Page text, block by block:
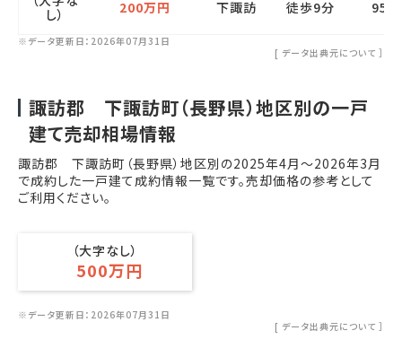
し）
200万円 下諏訪 徒歩9分 95㎡
※データ更新日：2026年07月31日
[ データ出典元について ］
諏訪郡 下諏訪町（長野県）地区別の一戸
建て売却相場情報
諏訪郡 下諏訪町（長野県）地区別の2025年4月～2026年3月
で成約した一戸建て成約情報一覧です。売却価格の参考として
ご利用ください。
（大字なし）
500万円
※データ更新日：2026年07月31日
[ データ出典元について ］